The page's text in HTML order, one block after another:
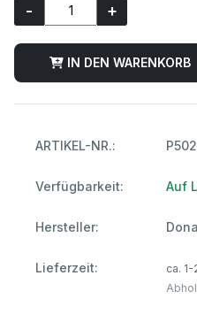
- +
IN DEN WARENKORB
ARTIKEL-NR.:
Verfügbarkeit: Auf
Hersteller:
Lieferzeit: ca.